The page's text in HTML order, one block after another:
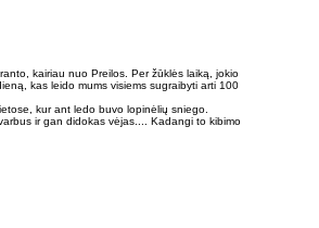
kairiau nuo Preilos. Per žūklės laiką, jokio
kas leido mums visiems sugraibyti arti 100
kur ant ledo buvo lopinėlių sniego.
ir gan didokas vėjas.... Kadangi to kibimo